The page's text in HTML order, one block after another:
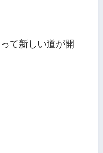
て新しい道が開